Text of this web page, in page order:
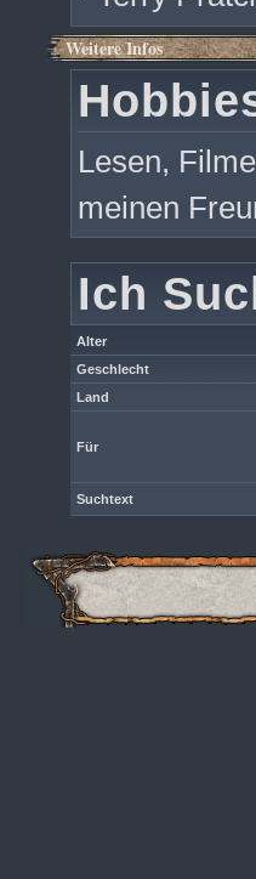
Weitere Infos
Lesen,
meinen
Ich
Alter
Geschlecht
Land
Für
Suchtext